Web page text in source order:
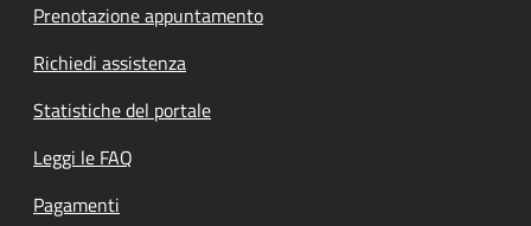
Prenotazione appuntamento
Richiedi assistenza
Statistiche del portale
Leggi le FAQ
Pagamenti